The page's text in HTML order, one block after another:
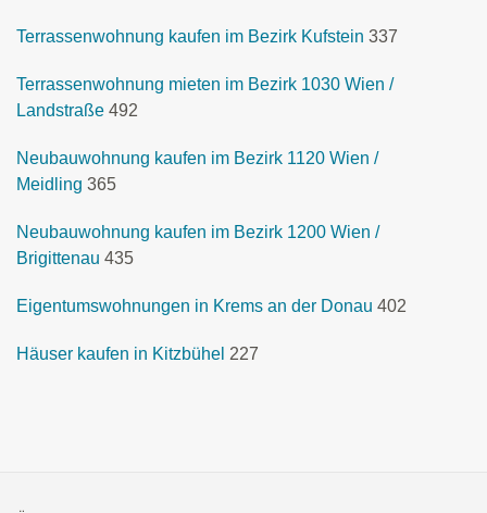
Terrassenwohnung kaufen im Bezirk Kufstein 337
Terrassenwohnung mieten im Bezirk 1030 Wien /
Landstraße 492
Neubauwohnung kaufen im Bezirk 1120 Wien /
Meidling 365
Neubauwohnung kaufen im Bezirk 1200 Wien /
Brigittenau 435
Eigentumswohnungen in Krems an der Donau 402
Häuser kaufen in Kitzbühel 227